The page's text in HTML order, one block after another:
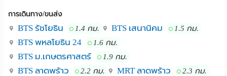
ใกล้รถไฟฟ้าทั้งสีเขียว สีเหลือง ทางอาคารมีสิ่งอำนวยความ
สะดวกครบ ที่จอดรถฟรี แอร์ เครื่องทำน้ำอุ่น อ่างอาบน้ำ
แบบแช่ตัวได้ ห้องกว้างๆ ทำเลใจกลางเมือง ที่สำคัญทาง
อาคารมีอินเตอร์เนทไฟเบอร์บริการถึงห้องพัก อยากได้
ความเร็วเท่าไรจัดได้ทุกความเร็วไม่ว่าจะ Live สดขายของ
เล่นเกมส์ อย่างไว ไม่ต้องติดขัดกับสัญญาณไวไฟ เชิญแวะ
การเดินทาง/ขนส่ง
BTS รัชโยธิน 1.4 กม. BTS เสนานิคม 1.5 กม.
BTS พหลโยธิน 24 1.6 กม.
BTS ม.เกษตรศาสตร์ 1.9 กม.
BTS ลาดพร้าว 2.2 กม. MRT ลาดพร้าว 2.3 กม.